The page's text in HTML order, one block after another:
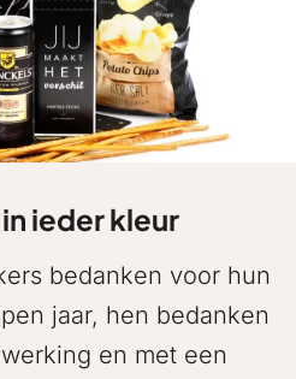
ieder kleur
bedanken voor hun
jaar, hen bedanken
en met een